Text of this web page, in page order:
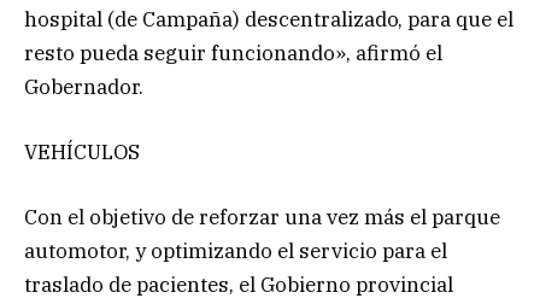
hospital (de Campaña) descentralizado, para que el
resto pueda seguir funcionando», afirmó el
Gobernador.
VEHÍCULOS
Con el objetivo de reforzar una vez más el parque
automotor, y optimizando el servicio para el
traslado de pacientes, el Gobierno provincial